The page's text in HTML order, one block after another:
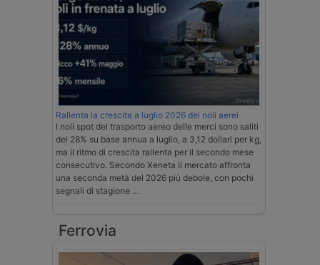
Rallenta la crescita a luglio 2026 dei noli aerei
I noli spot del trasporto aereo delle merci sono saliti
del 28% su base annua a luglio, a 3,12 dollari per kg,
ma il ritmo di crescita rallenta per il secondo mese
consecutivo. Secondo Xeneta il mercato affronta
una seconda metà del 2026 più debole, con pochi
segnali di stagione …
Ferrovia